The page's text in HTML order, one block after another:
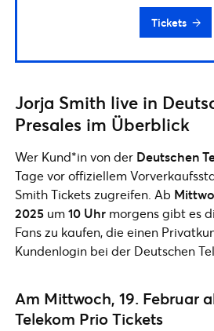
Tickets
Jorja Smith live in
Presales im Überblick
Wer Kund*in von der Deutschen
Tage vor offiziellem
Smith Tickets zugreifen. Ab
2025 um10 Uhr morgens gibt es
Fans zu kaufen, die einen
Kundenlogin bei der Deutschen
Am Mittwoch, 19. Februar
Telekom Prio Tickets